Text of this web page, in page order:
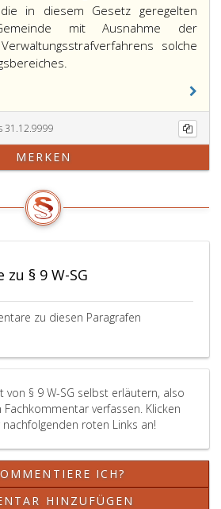
in diesem Gesetz geregelten
mit Ausnahme der
solche
31.12.9999
MERKEN
§ 9 W-SG
zu diesen Paragrafen
von § 9 W-SG selbst erläutern, also
verfassen. Klicken
roten Links an!
ICH?
HINZUFÜGEN